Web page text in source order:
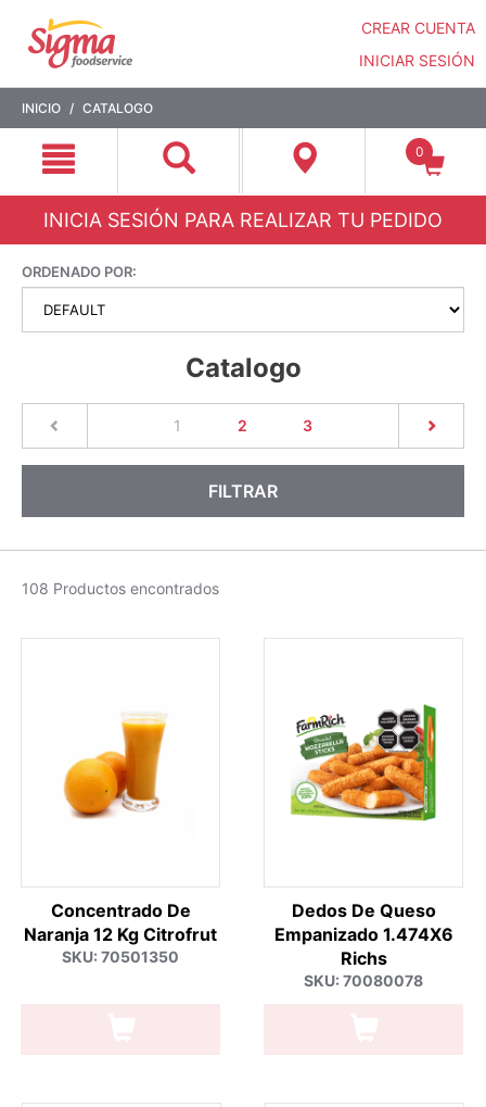
CREAR CUENTA
INICIAR SESIÓN
contenido
INICIO CATALOGO
0
INICIA SESIÓN PARA REALIZAR TU PEDIDO
ORDENADO POR:
Catalogo
1 (current)2 3
FILTRAR
108 Productos encontrados
Concentrado De
Naranja 12 Kg Citrofrut
SKU: 70501350
Dedos De Queso
Empanizado 1.474X6
Richs
SKU: 70080078